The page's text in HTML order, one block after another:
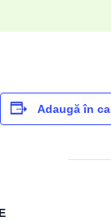
Adaugă în